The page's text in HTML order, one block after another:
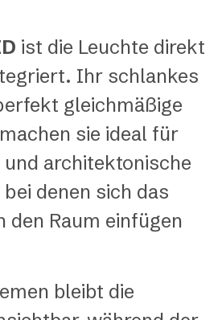
ist die Leuchte direkt
Ihr schlankes
gleichmäßige
sie ideal für
architektonische
denen sich das
den Raum einfügen
bleibt die